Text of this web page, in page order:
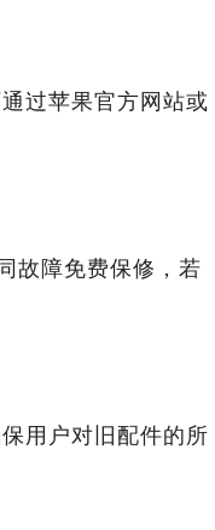
过苹果官方网站或
故障免费保修，若
用户对旧配件的所